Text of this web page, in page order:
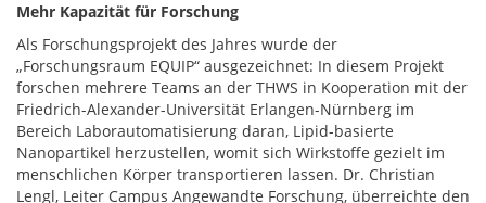
Mehr Kapazität für Forschung
Als Forschungsprojekt des Jahres wurde der
„Forschungsraum EQUIP“ ausgezeichnet: In diesem Projekt
forschen mehrere Teams an der THWS in Kooperation mit der
Friedrich-Alexander-Universität Erlangen-Nürnberg im
Bereich Laborautomatisierung daran, Lipid-basierte
Nanopartikel herzustellen, womit sich Wirkstoffe gezielt im
menschlichen Körper transportieren lassen. Dr. Christian
Lengl, Leiter Campus Angewandte Forschung, überreichte den